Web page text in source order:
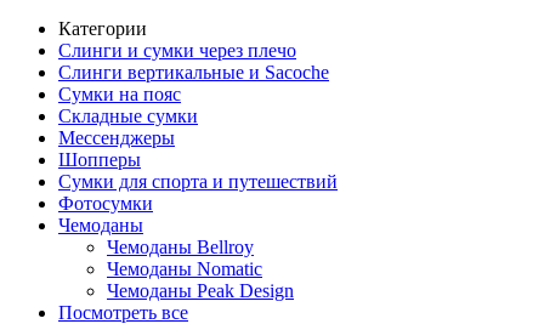
Категории
Слинги и сумки через плечо
Слинги вертикальные и Sacoche
Сумки на пояс
Складные сумки
Мессенджеры
Шопперы
Сумки для спорта и путешествий
Фотосумки
Чемоданы
Чемоданы Bellroy
Чемоданы Nomatic
Чемоданы Peak Design
Посмотреть все